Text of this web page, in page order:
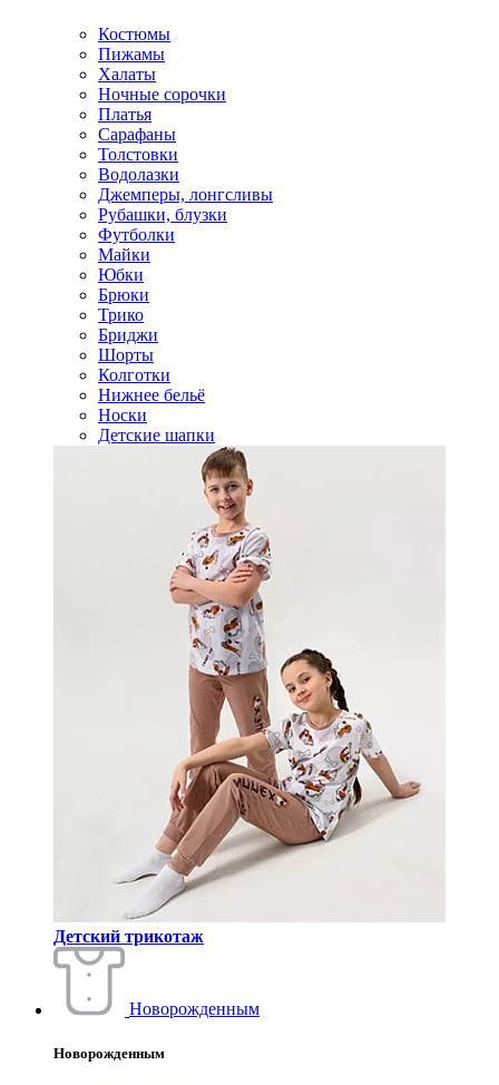
Костюмы
Пижамы
Халаты
Ночные сорочки
Платья
Сарафаны
Толстовки
Водолазки
Джемперы, лонгсливы
Рубашки, блузки
Футболки
Майки
Юбки
Брюки
Трико
Бриджи
Шорты
Колготки
Нижнее бельё
Носки
Детские шапки
Детский трикотаж
Новорожденным
Новорожденным